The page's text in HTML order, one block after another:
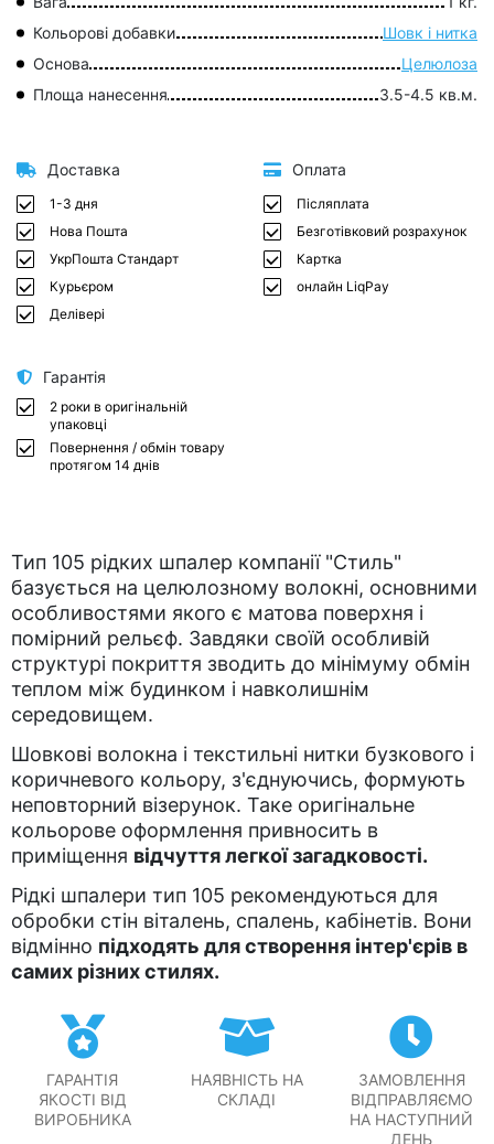
Кольорові добавки
Шовк і нитка
Основа
Целюлоза
Площа нанесення
3.5-4.5 кв.м.
Доставка
1-3 дня
Нова Пошта
УкрПошта Стандарт
Курьєром
Делівері
Оплата
Післяплата
Безготівковий розрахунок
Картка
онлайн LiqPay
Гарантія
2 роки в оригінальній
упаковці
Повернення / обмін товару
протягом 14 днів
Тип 105 рідких шпалер компанії "Стиль"
базується на целюлозному волокні, основними
особливостями якого є матова поверхня і
помірний рельєф. Завдяки своїй особливій
структурі покриття зводить до мінімуму обмін
теплом між будинком і навколишнім
середовищем.
Шовкові волокна і текстильні нитки бузкового і
коричневого кольору, з'єднуючись, формують
неповторний візерунок. Таке оригінальне
кольорове оформлення привносить в
приміщення відчуття легкої загадковості.
Рідкі шпалери тип 105 рекомендуються для
обробки стін віталень, спалень, кабінетів. Вони
відмінно підходять для створення інтер'єрів в
самих різних стилях.
ГАРАНТІЯ
ЯКОСТІ ВІД
ВИРОБНИКА
НАЯВНІСТЬ НА
СКЛАДІ
ЗАМОВЛЕННЯ
ВІДПРАВЛЯЄМО
НА НАСТУПНИЙ
ДЕНЬ